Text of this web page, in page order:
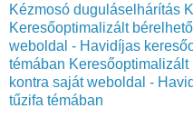
Kézmosó duguláselhárítás
Keresőoptimalizált
weboldal - Havidíjas
témában
kontra saját weboldal -
tűzifa témában